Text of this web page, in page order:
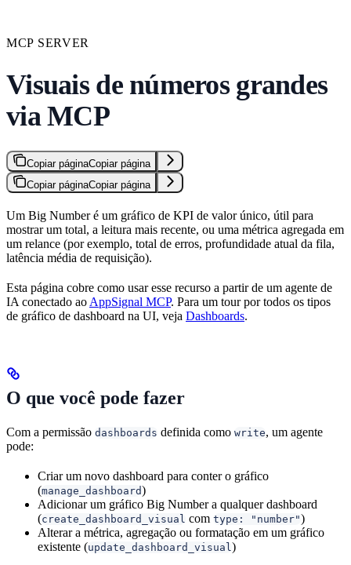
MCP SERVER
Visuais de números grandes
via MCP
Copiar páginaCopiar página
Copiar páginaCopiar página
Um Big Number é um gráfico de KPI de valor único, útil para
mostrar um total, a leitura mais recente, ou uma métrica agregada em
um relance (por exemplo, total de erros, profundidade atual da fila,
latência média de requisição).
Esta página cobre como usar esse recurso a partir de um agente de
IA conectado ao AppSignal MCP. Para um tour por todos os tipos
de gráfico de dashboard na UI, veja Dashboards.
O que você pode fazer
Com a permissão dashboards definida como write, um agente
pode:
Criar um novo dashboard para conter o gráfico
(manage_dashboard)
Adicionar um gráfico Big Number a qualquer dashboard
(create_dashboard_visual com type: "number")
Alterar a métrica, agregação ou formatação em um gráfico
existente (update_dashboard_visual )